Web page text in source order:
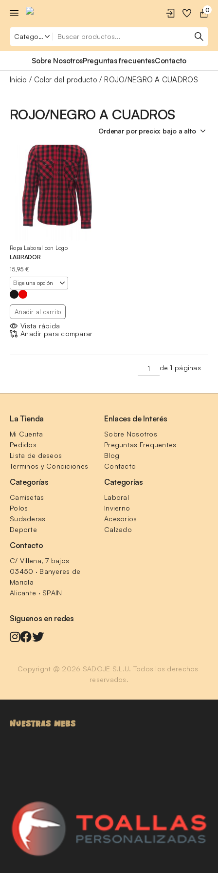
0
Sobre NosotrosPreguntas frecuentesContacto
Inicio Color del producto ROJO/NEGRO A CUADROS
ROJO/NEGRO A CUADROS
Ropa Laboral con Logo
LABRADOR
15,95 €
Añadir al carrito
Vista rápida
Añadir para comparar
de 1 páginas
La Tienda
Mi Cuenta
Pedidos
Lista de deseos
Terminos y Condiciones
Enlaces de Interés
Sobre Nosotros
Preguntas Frequentes
Blog
Contacto
Categorías
Camisetas
Polos
Sudaderas
Deporte
Categorías
Laboral
Invierno
Acesorios
Calzado
Contacto
C/ Villena, 7 bajos
03450 · Banyeres de
Mariola
Alicante · SPAIN
Síguenos en redes
Copyright @ 2026 SADOJE S.L.U. Todos los derechos
reservados.
NUESTRAS WEBS